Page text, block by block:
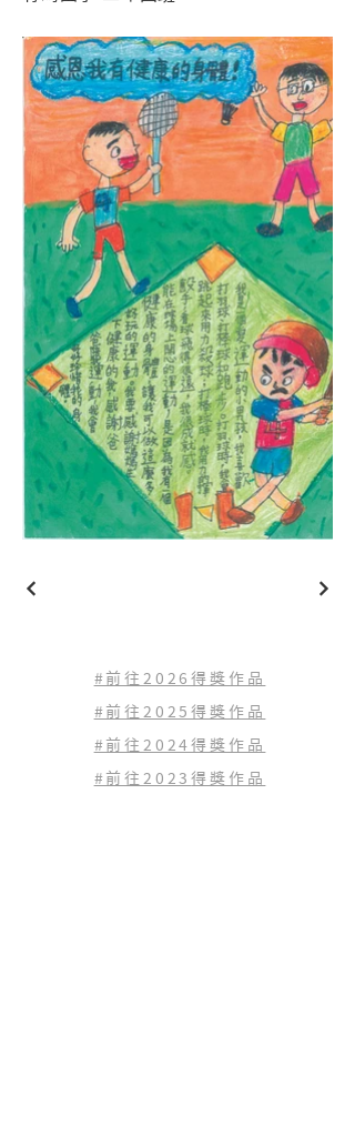
#前往2026得獎作品
#前往2025得獎作品
#前往2024得獎作品
#前往2023得獎作品